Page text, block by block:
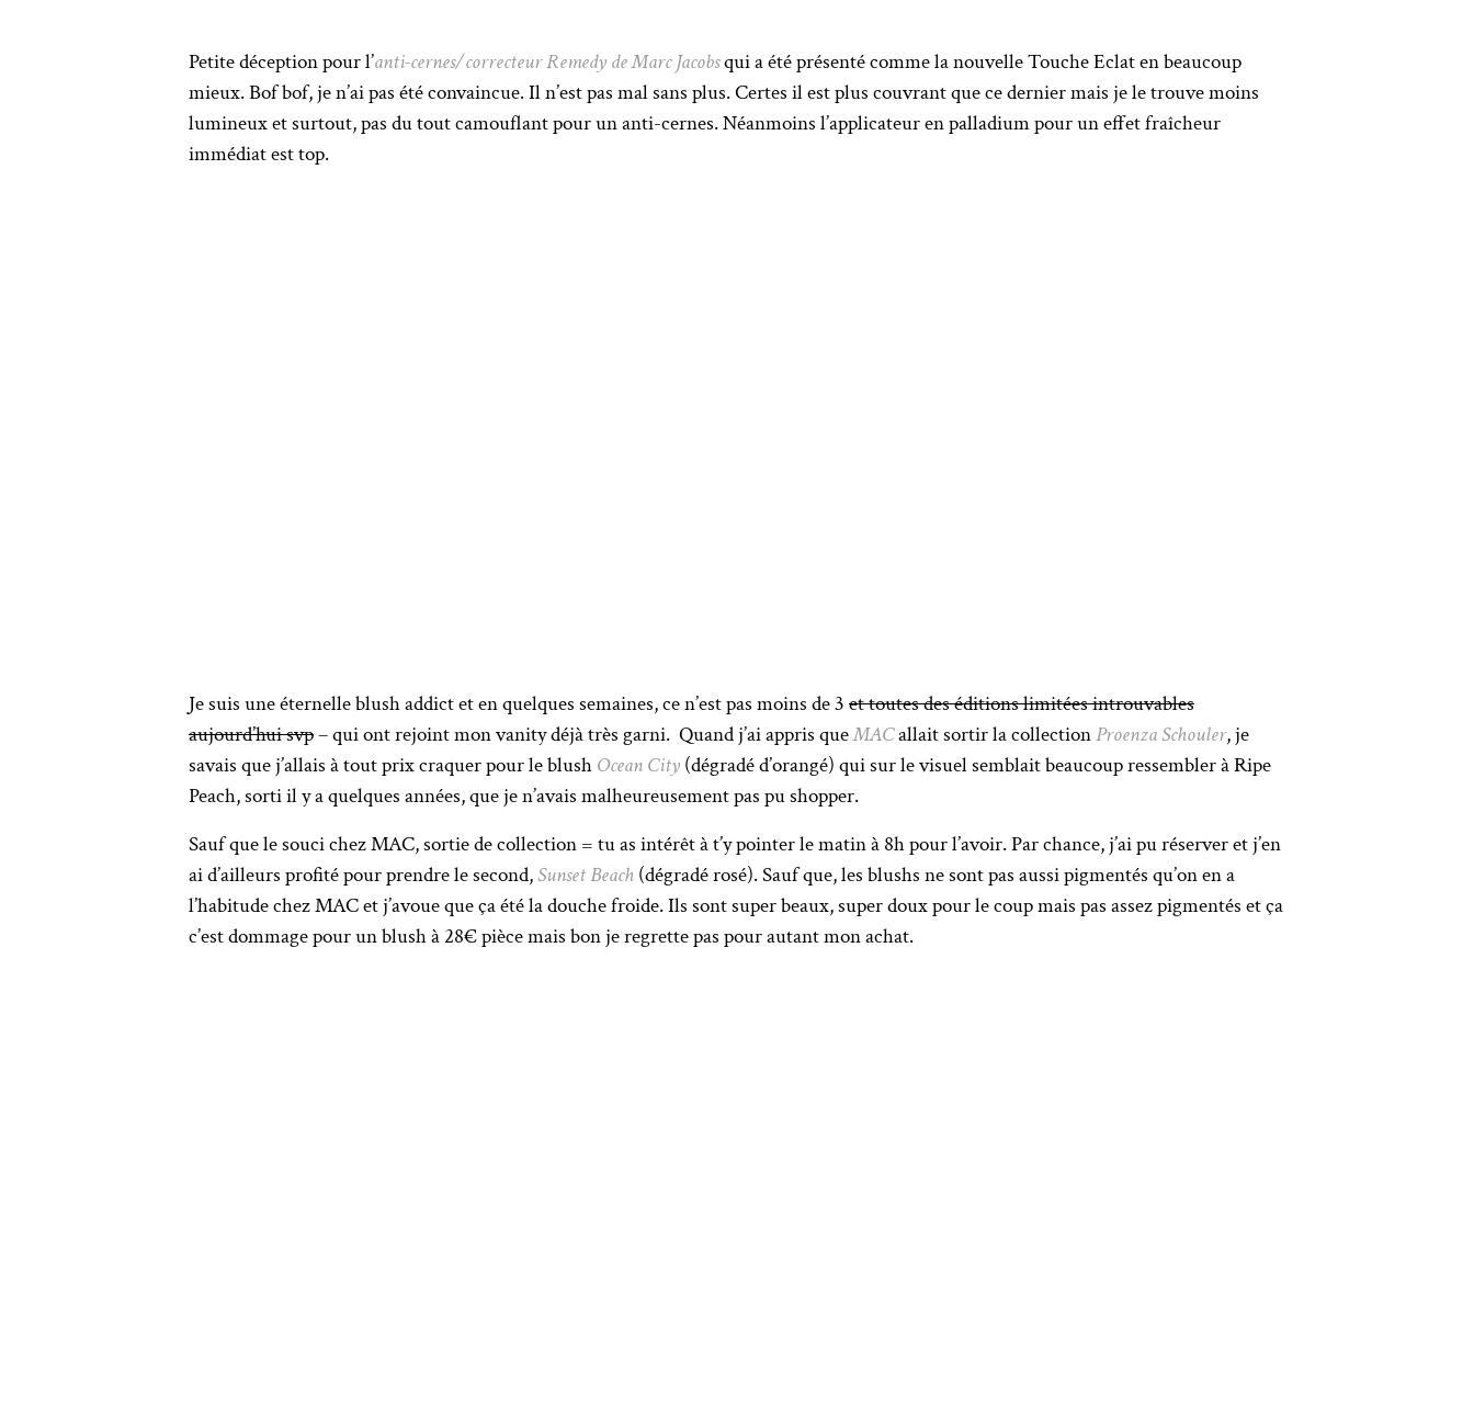
Petite déception pour l’anti-cernes/correcteur Remedy de Marc Jacobsqui a été présenté comme la nouvelle Touche Eclat en beaucoup
mieux. Bof bof, je n’ai pas été convaincue. Il n’est pas mal sans plus. Certes il est plus couvrant que ce dernier mais je le trouve moins
lumineux et surtout, pas du tout camouflant pour un anti-cernes. Néanmoins l’applicateur en palladium pour un effet fraîcheur
immédiat est top.
Je suis une éternelle blush addict et en quelques semaines, ce n’est pas moins de 3 et toutes des éditions limitées introuvables
aujourd’hui svp– qui ont rejoint mon vanity déjà très garni. Quand j’ai appris queMACallait sortir la collectionProenza Schouler, je
savais que j’allais à tout prix craquer pour le blush Ocean City (dégradé d’orangé) qui sur le visuel semblait beaucoup ressembler à Ripe
Peach, sorti il y a quelques années, que je n’avais malheureusement pas pu shopper.
Sauf que le souci chez MAC, sortie de collection = tu as intérêt à t’y pointer le matin à 8h pour l’avoir. Par chance, j’ai pu réserver et j’en
ai d’ailleurs profité pour prendre le second, Sunset Beach (dégradé rosé). Sauf que, les blushs ne sont pas aussi pigmentés qu’on en a
l’habitude chez MAC et j’avoue que ça été la douche froide. Ils sont super beaux, super doux pour le coup mais pas assez pigmentés et ça
c’est dommage pour un blush à 28€ pièce mais bon je regrette pas pour autant mon achat.